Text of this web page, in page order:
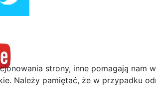
strony, inne pomagają nam
Należy pamiętać, że w przypadku